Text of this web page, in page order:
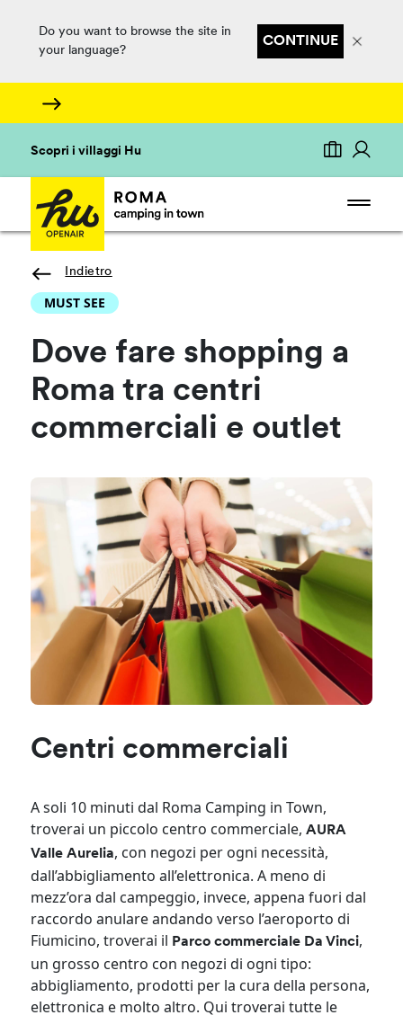
Do you want to browse the site in
your language?
CONTINUE
Scopri i villaggi Hu
Indietro
MUST SEE
Dove fare shopping a
Roma tra centri
commerciali e outlet
Centri commerciali
A soli 10 minuti dal Roma Camping in Town,
troverai un piccolo centro commerciale,AURA
Valle Aurelia, con negozi per ogni necessità,
dall’abbigliamento all’elettronica. A meno di
mezz’ora dal campeggio, invece, appena fuori dal
raccordo anulare andando verso l’aeroporto di
Fiumicino, troverai il Parco commerciale Da Vinci,
un grosso centro con negozi di ogni tipo:
abbigliamento, prodotti per la cura della persona,
elettronica e molto altro. Qui troverai tutte le